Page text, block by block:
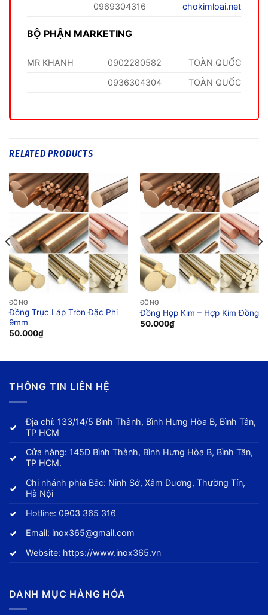
0969304316
chokimloai.net
BỘ PHẬN MARKETING
MR KHANH 0902280582
TOÀN QUỐC
0936304304
TOÀN QUỐC
RELATED PRODUCTS
ĐỒNG
Đồng Trục Láp Tròn Đặc Phi
9mm
50.000₫
ĐỒNG
Đồng Hợp Kim – Hợp Kim Đồng
50.000₫
THÔNG TIN LIÊN HỆ
Địa chỉ: 133/14/5 Bình Thành, Bình Hưng Hòa B, Bình Tân,
TP HCM
Cửa hàng: 145D Bình Thành, Bình Hưng Hòa B, Bình Tân,
TP HCM.
Chi nhánh phía Bắc: Ninh Sở, Xâm Dương, Thường Tín,
Hà Nội
Hotline:0903 365 316
Email: inox365@gmail.com
Website: https://www.inox365.vn
DANH MỤC HÀNG HÓA